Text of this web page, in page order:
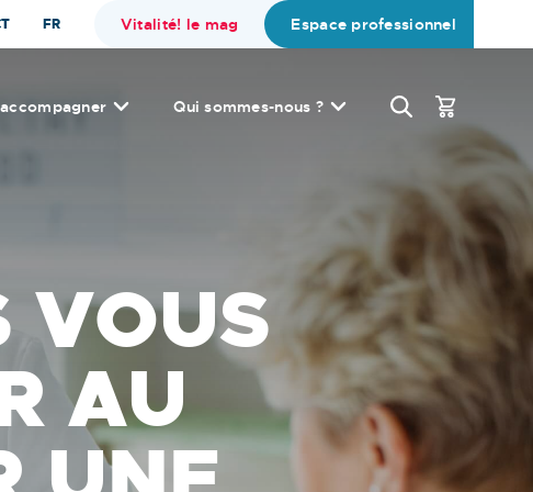
FR Vitalité! le mag Espace professionnel
Qui sommes-nous ?
VOUS
AU